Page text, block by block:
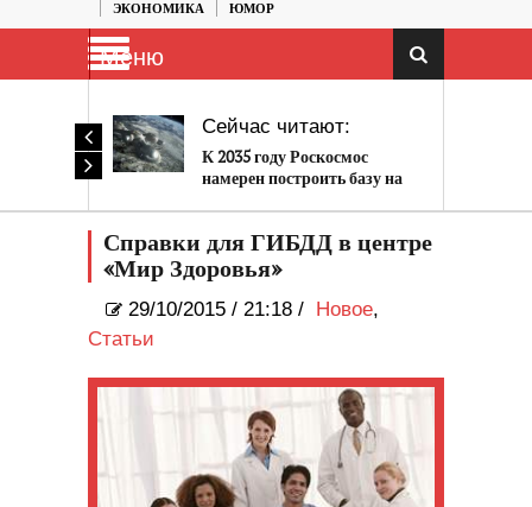
ЭКОНОМИКА
ЮМОР
Меню
Сейчас читают:
К 2035 году Роскосмос
намерен построить базу на
Справки для ГИБДД в центре
«Мир Здоровья»
29/10/2015 / 21:18 / Новое,
Статьи